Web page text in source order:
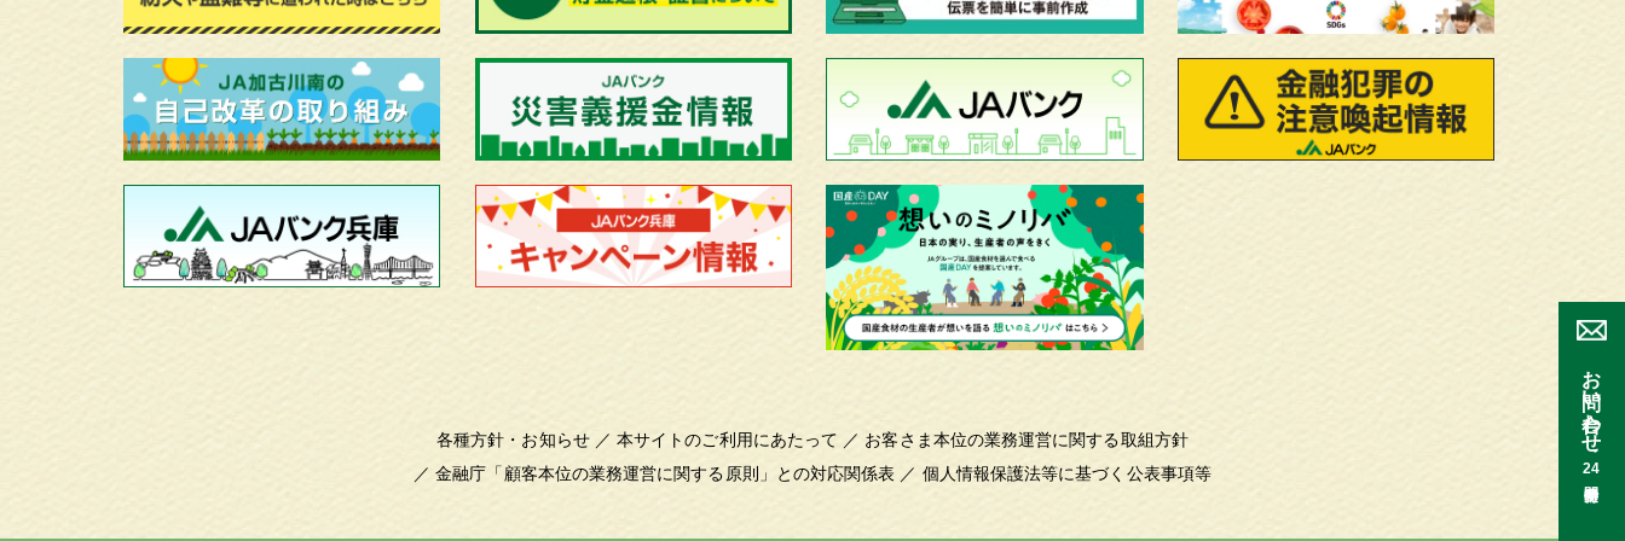
お問い合わせ
24
各種方針・お知らせ ／本サイトのご利用にあたって ／ お客さま本位の業務運営に関する取組方針
／金融庁「顧客本位の業務運営に関する原則」との対応関係表 ／ 個人情報保護法等に基づく公表事項等